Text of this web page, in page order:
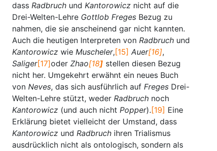
dass Radbruch und Kantorowicz nicht auf die
Drei-Welten-Lehre Gottlob Freges Bezug zu
nahmen, die sie anscheinend gar nicht kannten.
Auch die heutigen Interpreten von Radbruch und
Kantorowicz wie Muscheler, [15] Auer[16],
Saliger[17]oder Zhao[18] stellen diesen Bezug
nicht her. Umgekehrt erwähnt ein neues Buch
von Neves, das sich ausführlich auf Freges Drei-
Welten-Lehre stützt, weder Radbruch noch
Kantorowicz (und auch nicht Popper). [19] Eine
Erklärung bietet vielleicht der Umstand, dass
Kantorowicz und Radbruch ihren Trialismus
ausdrücklich nicht als ontologisch, sondern als